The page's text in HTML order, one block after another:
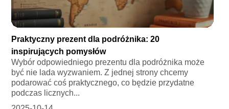
Praktyczny prezent dla podróżnika: 20
inspirujących pomysłów
Wybór odpowiedniego prezentu dla podróżnika może
być nie lada wyzwaniem. Z jednej strony chcemy
podarować coś praktycznego, co będzie przydatne
podczas licznych...